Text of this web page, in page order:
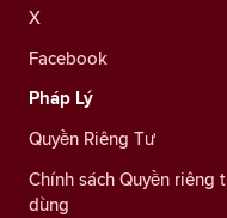
X
Facebook
Pháp Lý
Quyền Riêng Tư
Chính sách Quyền
dùng